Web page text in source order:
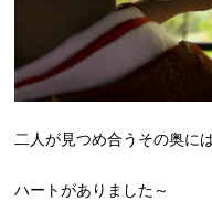
二人が見つめ合うその奥に
ハートがありました～